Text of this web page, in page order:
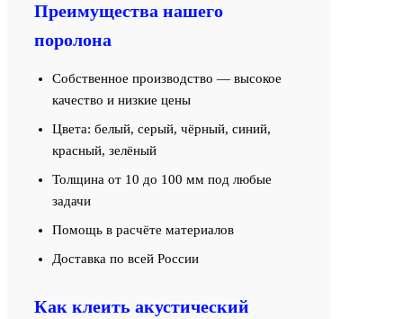
Преимущества нашего
поролона
Собственное производство — высокое
качество и низкие цены
Цвета: белый, серый, чёрный, синий,
красный, зелёный
Толщина от 10 до 100 мм под любые
задачи
Помощь в расчёте материалов
Доставка по всей России
Как клеить акустический